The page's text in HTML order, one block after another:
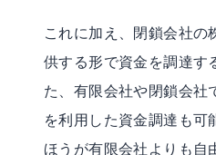
これに加え、閉鎖会社の
供する形で資金を調達す
た、有限会社や閉鎖会社
を利用した資金調達も可
ほうが有限会社よりも自